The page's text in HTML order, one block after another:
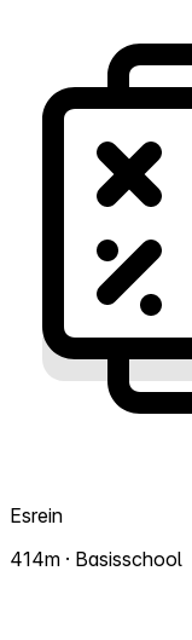
Esrein
414m · Basisschool